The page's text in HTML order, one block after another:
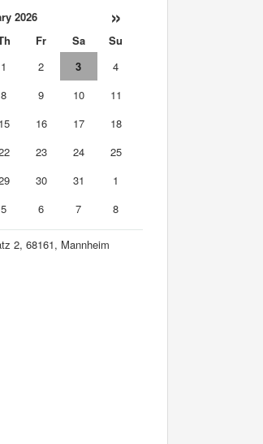
2026 »
Fr Sa
Su
1 2 3
4
8 9 10
11
15 16 17
18
23 24
25
30 31
1
5 6 7 8
2, 68161, Mannheim